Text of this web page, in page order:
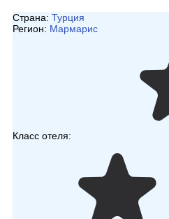
Страна: Турция
Регион: Мармарис
Класс отеля: